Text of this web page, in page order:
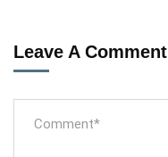
Leave A Comment